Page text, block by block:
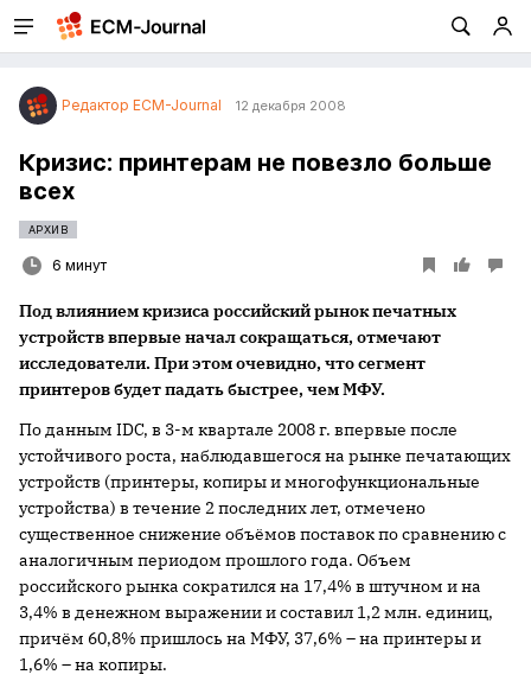
Редактор ECM-Journal 12 декабря 2008
Кризис: принтерам не повезло больше
всех
АРХИВ
6 минут
Под влиянием кризиса российский рынок печатных
устройств впервые начал сокращаться, отмечают
исследователи. При этом очевидно, что сегмент
принтеров будет падать быстрее, чем МФУ.
По данным IDC, в 3-м квартале 2008 г. впервые после
устойчивого роста, наблюдавшегося на рынке печатающих
устройств (принтеры, копиры и многофункциональные
устройства) в течение 2 последних лет, отмечено
существенное снижение объёмов поставок по сравнению с
аналогичным периодом прошлого года. Объем
российского рынка сократился на 17,4% в штучном и на
3,4% в денежном выражении и составил 1,2 млн. единиц,
причём 60,8% пришлось на МФУ, 37,6% – на принтеры и
1,6% – на копиры.